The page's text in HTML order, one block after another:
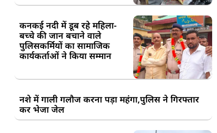
कनकई नदी में डूब रहे महिला-
बच्चे की जान बचाने वाले
पुलिसकर्मियों का सामाजिक
कार्यकर्ताओं ने किया सम्मान
नशे में गाली गलौज करना पड़ा महंगा,पुलिस ने गिरफ्तार
कर भेजा जेल